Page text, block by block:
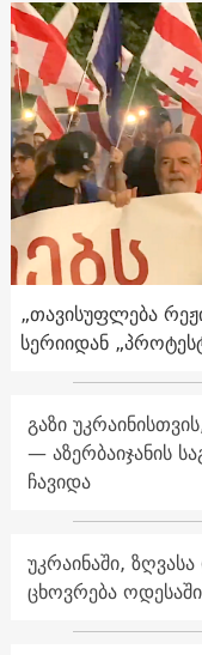
„თავისუფლება
სერიიდან
გაზი
— აზერბაიჯანის
ჩავიდა
უკრაინაში,
ცხოვრება